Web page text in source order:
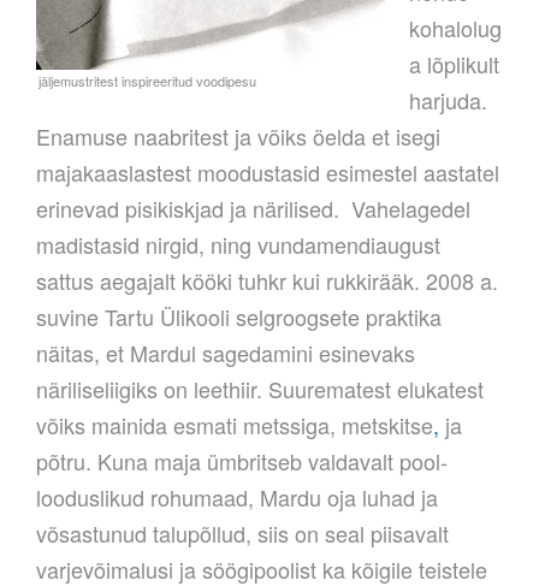
kohalolug
a lõplikult
harjuda.
Enamuse naabritest ja võiks öelda et isegi
majakaaslastest moodustasid esimestel aastatel
erinevad pisikiskjad ja närilised. Vahelagedel
madistasid nirgid, ning vundamendiaugust
sattus aegajalt kööki tuhkr kui rukkirääk. 2008 a.
suvine Tartu Ülikooli selgroogsete praktika
näitas, et Mardul sagedamini esinevaks
näriliseliigiks on leethiir. Suurematest elukatest
võiks mainida esmati metssiga, metskitse, ja
põtru. Kuna maja ümbritseb valdavalt pool-
looduslikud rohumaad, Mardu oja luhad ja
võsastunud talupõllud, siis on seal piisavalt
varjevõimalusi ja söögipoolist ka kõigile teistele